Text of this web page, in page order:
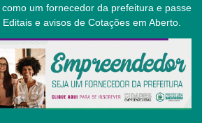
um fornecedor da prefeitura e passe
e avisos de Cotações em Aberto.